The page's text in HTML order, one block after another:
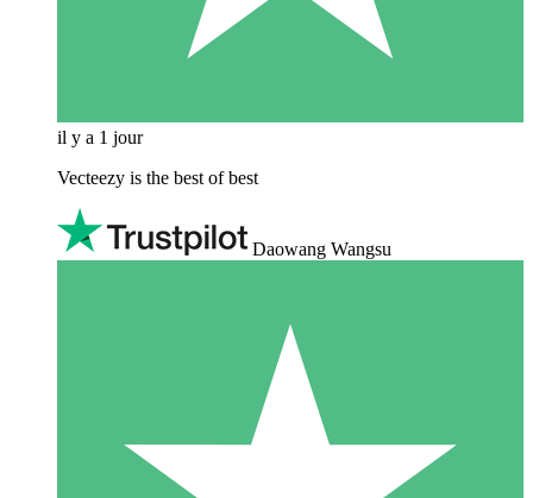
il y a 1 jour
Vecteezy is the best of best
Daowang Wangsu